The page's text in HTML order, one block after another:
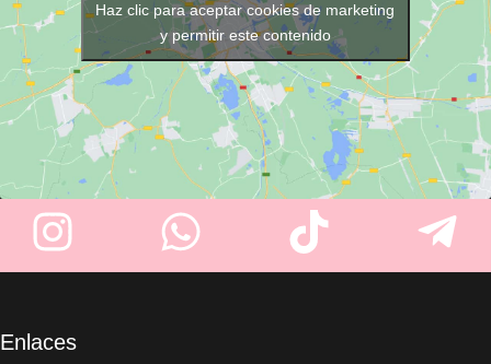
Haz clic para aceptar cookies de marketing
y permitir este contenido
Enlaces